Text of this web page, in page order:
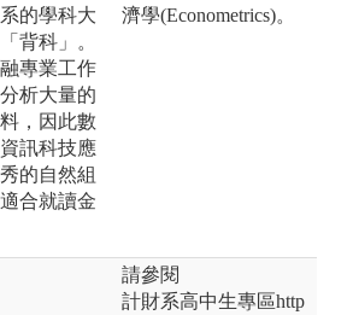
的學科大
背科」。
專業工作
析大量的
，因此數
訊科技應
的自然組
合就讀金
濟學(Econometrics)。
請參閱
計財系高中生專區http